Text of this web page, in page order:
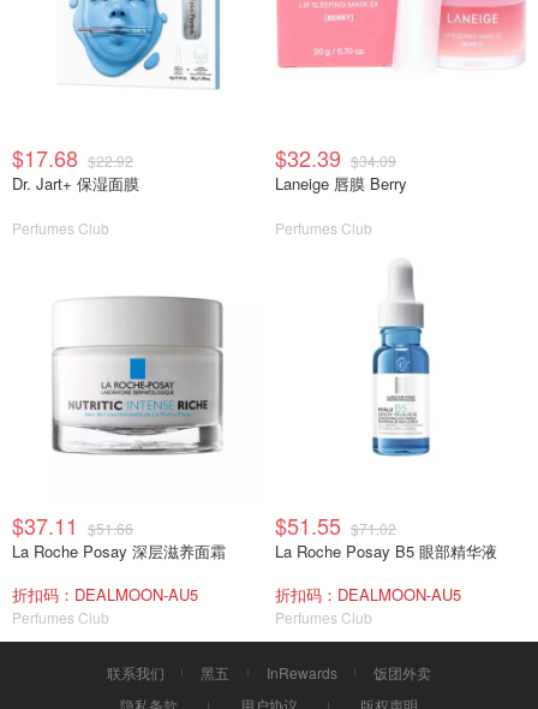
$17.68 $22.92
Dr. Jart+ 保湿面膜
Perfumes Club
$32.39 $34.09
Laneige 唇膜 Berry
Perfumes Club
$37.11 $51.66
La Roche Posay 深层滋养面霜
折扣码：DEALMOON-AU5
Perfumes Club
$51.55 $71.02
La Roche Posay B5 眼部精华液
折扣码：DEALMOON-AU5
Perfumes Club
联系我们 黑五 InRewards
饭团外卖
隐私条款
用户协议 版权声明